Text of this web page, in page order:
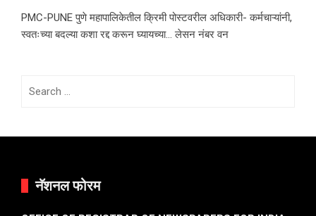
PMC-PUNE पुणे महापालिकेतील क्रिमी पोस्टवरील अधिकारी- कर्मचाऱ्यांनी,
स्वतःच्या बदल्या कशा रद्द करून घ्यायच्या… लेसन नंबर वन
नॅशनल फोरम